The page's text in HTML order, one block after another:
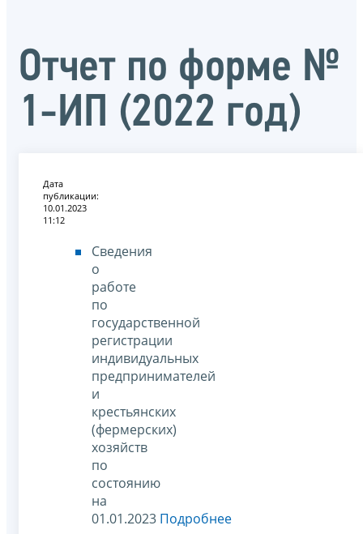
Отчет по форме №
1-ИП (2022 год)
Дата
публикации:
10.01.2023
11:12
Сведения
о
работе
по
государственной
регистрации
индивидуальных
предпринимателей
и
крестьянских
(фермерских)
хозяйств
по
состоянию
на
01.01.2023 Подробнее